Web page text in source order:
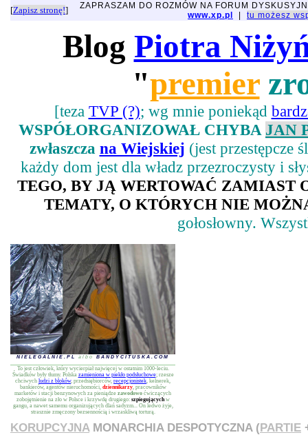
[Zapisz stronę!]
ZAPRASZAM DO ROZMÓW NA FORUM
www.xp.pl
tu możesz
Blog Piotra
"premier
[teza TVP (?); wg mnie poniekąd
WSPÓŁORGANIZOWAŁ CHYBA JAN
zwłaszcza na Wiejskiej (jest przestępcze
każdy dom jest dla władz przezroczysty i
TEGO, BY JĄ WERTOWAĆ
TEMATY, O KTÓRYCH NIE
gołosłowny.
NIELEGALNIE.PL albo BANDYCITUSKA.COM
To jest człowiek, który wycierpiał najwięcej w ostatnim 1000-leciu.
Świadków były tłumy. Polska zamieniona w piekło podsłuchowe; rzesze
chciwych ludzi z bloków, przedsiębiorców, recepcjonistek, kelnerek,
bankierów, agentów nieruchomości, dziennikarzy, pracowników
marketów i stacji benzynowych za pieniądze zawodowo ćwiczących
zobojętnienie na zło w Polsce i krzywdę drugiego: szpiegującychw
gangu, a nawet samemu organizujących dlań sadyzm... On ledwo żyje,
strasznie zmęczony bezsennością i wrzaskliwą torturą.
KORUPCYJNAMONARCHIA DESPOTYCZNA (PARTIE